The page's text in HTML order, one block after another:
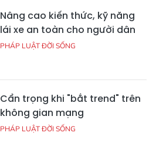
Nâng cao kiến thức, kỹ năng
lái xe an toàn cho người dân
PHÁP LUẬT ĐỜI SỐNG
Cẩn trọng khi "bắt trend" trên
không gian mạng
PHÁP LUẬT ĐỜI SỐNG